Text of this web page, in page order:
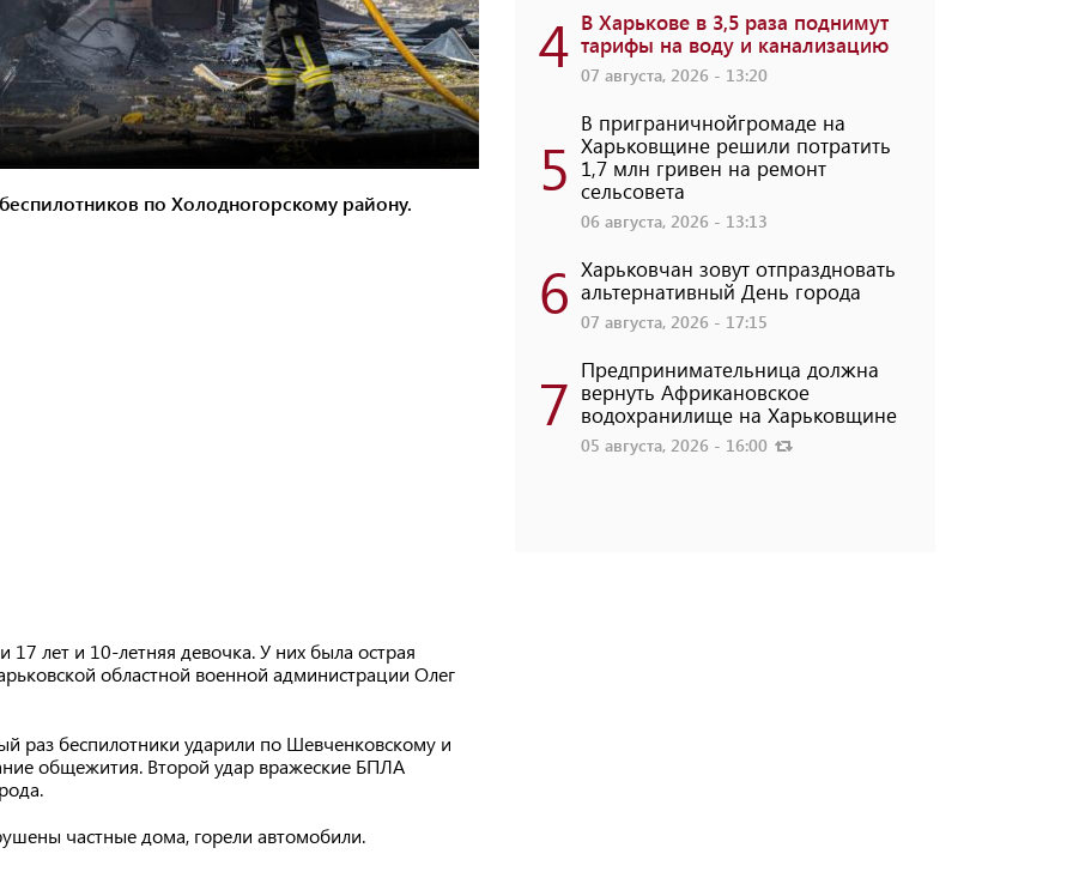
по Холодногорскому району.
лет и 10-летняя девочка. У них была острая
областной военной администрации Олег
раз беспилотники ударили по Шевченковскому и
общежития. Второй удар вражеские БПЛА
частные дома, горели автомобили.
4 В Харькове в 3,5 раза поднимут
тарифы на воду и канализацию
07 августа, 2026 - 13:20
5
В приграничнойгромаде на
Харьковщине решили потратить
1,7 млн ​​гривен на ремонт
сельсовета
06 августа, 2026 - 13:13
6 Харьковчан зовут отпраздновать
альтернативный День города
07 августа, 2026 - 17:15
7 Предпринимательница должна
вернуть Африкановское
водохранилище на Харьковщине
05 августа, 2026 - 16:00